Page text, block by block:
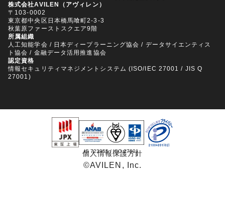
株式会社AVILEN（アヴィレン）
〒103-0002
東京都中央区日本橋馬喰町2-3-3
秋葉原ファーストスクエア9階
所属組織
人工知能学会 / 日本ディープラーニング協会 / データサイエンティス
ト協会 / 金融データ活用推進協会
認定資格
情報セキュリティマネジメントシステム (ISO/IEC 27001 / JIS Q
27001)
IS 723955 / ISO 27001
個人情報保護方針
©️AVILEN, Inc.